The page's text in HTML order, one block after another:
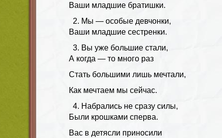
Ваши младшие братишки.
Мы — особые девчонки,
Ваши младшие сестренки.
Вы уже большие стали,
А когда — то много раз
Стать большими лишь мечтали,
Как мечтаем мы сейчас.
Набрались не сразу силы,
Были крошками сперва.
Вас в детясли приносили